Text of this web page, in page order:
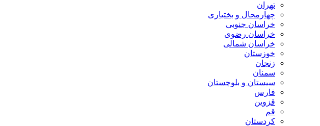
تهران
چهارمحال و بختیاری
خراسان جنوبی
خراسان رضوی
خراسان شمالی
خوزستان
زنجان
سمنان
سیستان و بلوچستان
فارس
قزوین
قم
کردستان